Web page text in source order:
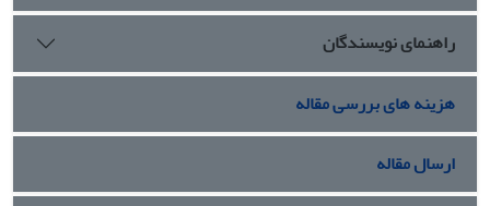
Square: 26.316) نشان داد که میزان توزیع مؤلفه‌ها در کتاب
یادشده به طور معناداری نامتوازن می‌باشد. به‌گونه‌ای که مؤلفه
شناخت با 36/5 درصد فراوانی، دارای بیشترین فراوانی و مؤلفه
تمرکززدایی با 42/2 درصد فراوانی، کم‌ترین فراوانی را در
مؤلفه‌های تفکر فلسفی به خود اختصاص داده‌اند.
راهنمای نویسندگان
هزینه های بررسی مقاله
ارسال مقاله